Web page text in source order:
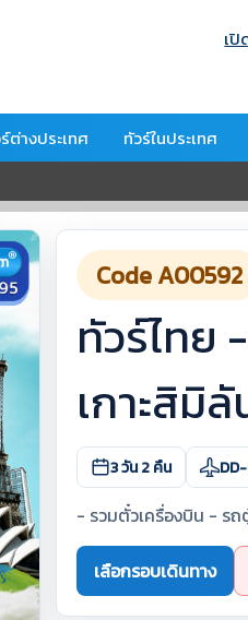
เปิ
ต่างประเทศ ทัวร์ในประเทศ
Code A00592
ทัวร์ไทย
เกาะสิมิ
3 วัน 2 คืน
- รวมตั๋วเครื่องบิน - ร
เลือกรอบเดินทาง